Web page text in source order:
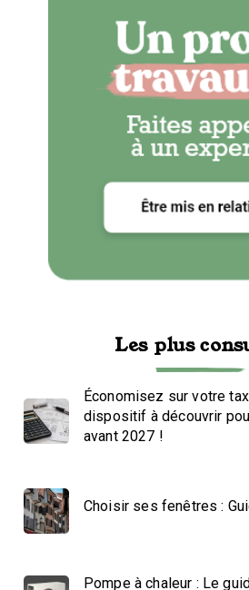
Les plus
Économisez sur votre
dispositif à découvrir
avant 2027 !
Choisir ses fenêtres :
Pompe à chaleur : Le